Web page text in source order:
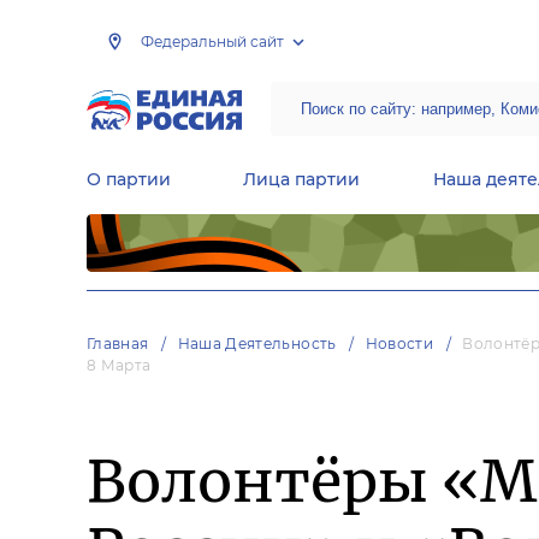
Федеральный сайт
О партии Лица партии Наша
Главная Наша Деятельность Новости
8 Марта
Волонтёры